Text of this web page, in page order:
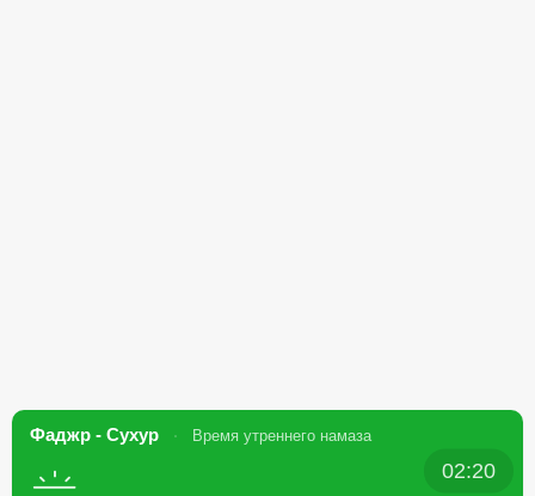
Фаджр - Сухур Время утреннего намаза
02:20